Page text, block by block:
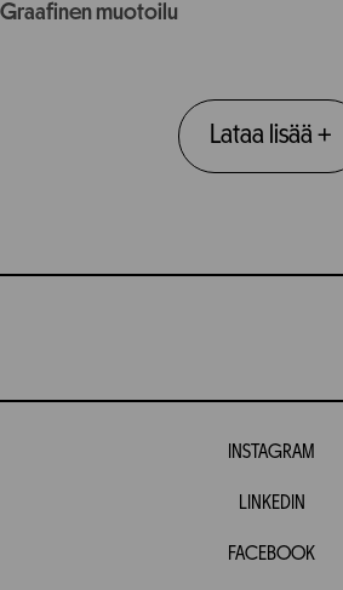
Graafinen muotoilu
Lataa lisää+
INSTAGRAM
LINKEDIN
FACEBOOK